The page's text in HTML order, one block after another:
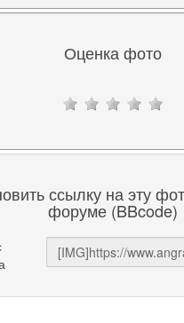
Оценка фото
ссылку на эту
форуме (BBcode)